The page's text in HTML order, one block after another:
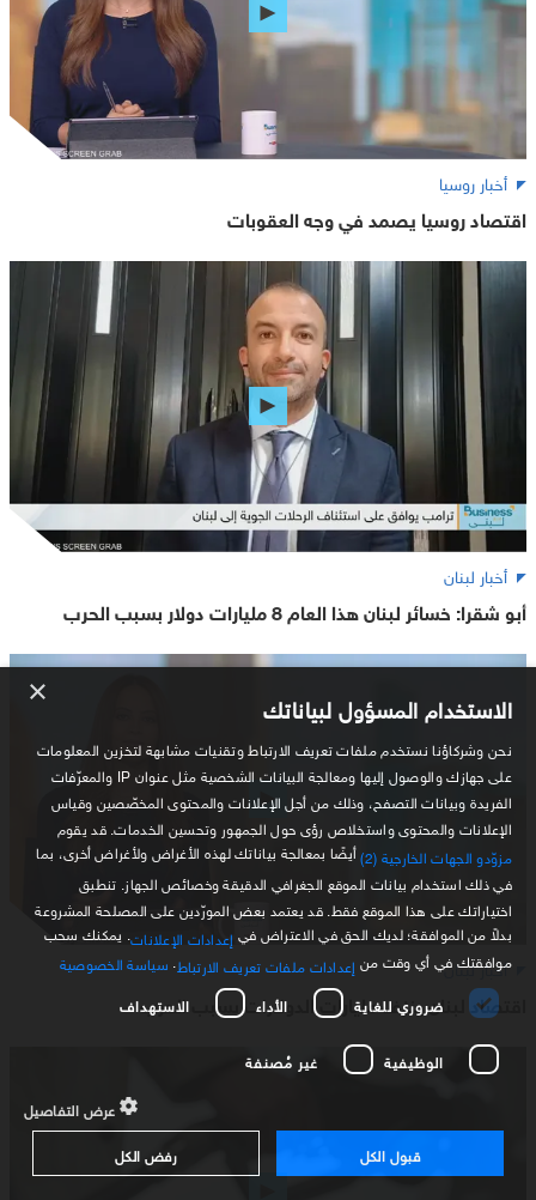
أخبار روسيا
اقتصاد روسيا يصمد في وجه العقوبات
أخبار لبنان
أبو شقرا: خسائر لبنان هذا العام 8 مليارات دولار بسبب الحرب
أخبار لبنان
اقتصاد لبنان ينزف مليارات الدولارات بسبب الحرب
× الاستخدام المسؤول لبياناتك
نحن وشركاؤنا نستخدم ملفات تعريف الارتباط وتقنيات مشابهة لتخزين المعلومات
على جهازك والوصول إليها ومعالجة البيانات الشخصية مثل عنوان IP والمعرّفات
الفريدة وبيانات التصفح، وذلك من أجل الإعلانات والمحتوى المخصّصين وقياس
الإعلانات والمحتوى واستخلاص رؤى حول الجمهور وتحسين الخدمات. قد يقوم
مزوّدو الجهات الخارجية (2)
أيضًا بمعالجة بياناتك لهذه الأغراض ولأغراض أخرى، بما
في ذلك استخدام بيانات الموقع الجغرافي الدقيقة وخصائص الجهاز. تنطبق
اختياراتك على هذا الموقع فقط. قد يعتمد بعض المورّدين على المصلحة المشروعة
بدلاً من الموافقة؛ لديك الحق في الاعتراض في إعدادات الإعلانات . يمكنك سحب
موافقتك في أي وقت من إعدادات ملفات تعريف الارتباط سياسة الخصوصية
ضروري للغاية
الأداء الاستهداف
الوظيفية غير مُصنفة
عرض التفاصيل
قبول الكل
رفض الكل